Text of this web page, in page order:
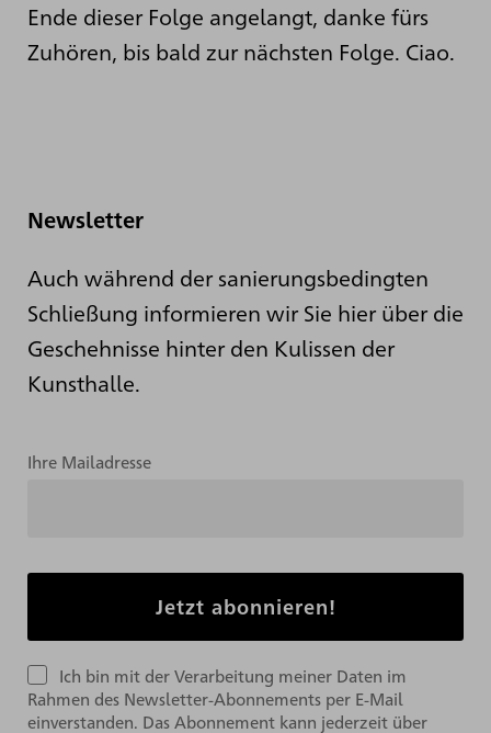
Ende dieser Folge angelangt, danke fürs
Zuhören, bis bald zur nächsten Folge. Ciao.
Newsletter
Auch während der sanierungsbedingten
Schließung informieren wir Sie hier über die
Geschehnisse hinter den Kulissen der
Kunsthalle.
Ihre Mailadresse
Ich bin mit der Verarbeitung meiner Daten im
Rahmen des Newsletter-Abonnements per E-Mail
einverstanden. Das Abonnement kann jederzeit über